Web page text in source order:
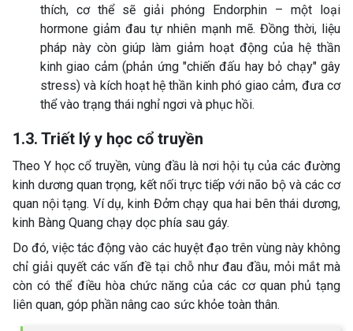
thích, cơ thể sẽ giải phóng Endorphin – một loại
hormone giảm đau tự nhiên mạnh mẽ. Đồng thời, liệu
pháp này còn giúp làm giảm hoạt động của hệ thần
kinh giao cảm (phản ứng "chiến đấu hay bỏ chạy" gây
stress) và kích hoạt hệ thần kinh phó giao cảm, đưa cơ
thể vào trạng thái nghỉ ngơi và phục hồi.
1.3. Triết lý y học cổ truyền
Theo Y học cổ truyền, vùng đầu là nơi hội tụ của các đường
kinh dương quan trọng, kết nối trực tiếp với não bộ và các cơ
quan nội tạng. Ví dụ, kinh Đởm chạy qua hai bên thái dương,
kinh Bàng Quang chạy dọc phía sau gáy.
Do đó, việc tác động vào các huyệt đạo trên vùng này không
chỉ giải quyết các vấn đề tại chỗ như đau đầu, mỏi mắt mà
còn có thể điều hòa chức năng của các cơ quan phủ tạng
liên quan, góp phần nâng cao sức khỏe toàn thân.